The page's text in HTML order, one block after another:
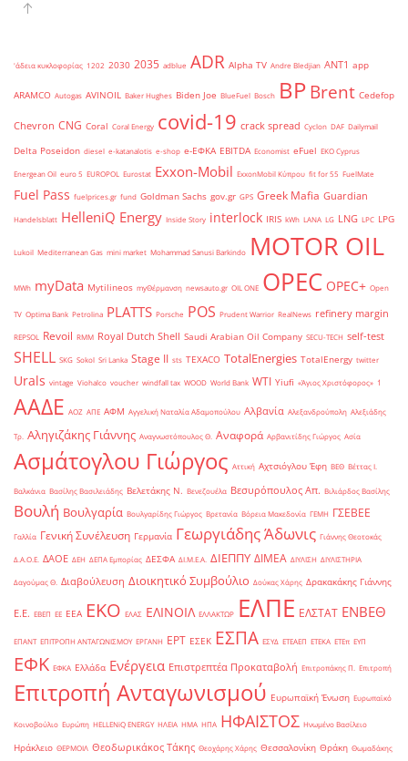
'άδεια κυκλοφορίας 1202 2030 2035 adblue ADR Alpha TV Andre Bledjian ANT1 app
ARAMCO Autogas AVINOIL Baker Hughes Biden Joe BlueFuel Bosch BPBrent Cedefop
Chevron CNG Coral Coral Energy covid-19 crack spread Cyclon DAF Dailymail
Delta Poseidon diesel e-katanalotis e-shop e-ΕΦΚΑ EBITDA Economist eFuel EKO Cyprus
Energean Oil euro 5 EUROPOL Eurostat Exxon-Mobil ExxonMobil Κύπρου fit for 55 FuelMate
Fuel Pass fuelprices.gr fund Goldman Sachs gov.gr GPS Greek Mafia Guardian
Handelsblatt HelleniQ Energy Inside Story interlock IRIS kWh LANA LG LNG LPC LPG
Lukoil Mediterranean Gas mini market Mohammad Sanusi Barkindo MOTOR OIL
MWh myData Mytilineos myΘέρμανση newsauto.gr OIL ONE OPEC OPEC+ Open
TV Optima Bank Petrolina PLATTS Porsche POS Prudent Warrior RealNews refinery margin
REPSOL Revoil RMM Royal Dutch Shell Saudi Arabian Oil Company SECU-TECH self-test
SHELL SKG Sokol Sri Lanka Stage II sts TEXACO TotalEnergies TotalEnergy twitter
Urals vintage Viohalco voucher windfall tax WOOD World Bank WTI Yiufi «Άγιος Χριστόφορος» ΄1
ΑΑΔΕ ΑΟΖ ΑΠΕ ΑΦΜ Αγγελική Ναταλία Αδαμοπούλου Αλβανία Αλεξανδρούπολη Αλεξιάδης
Τρ. Αληγιζάκης Γιάννης Αναγνωστόπουλος Θ. Αναφορά Αρβανιτίδης Γιώργος Ασία
Ασμάτογλου Γιώργος Αττική Αχτσιόγλου Έφη ΒΕΘ Βέττας Ι.
Βαλκάνια Βασίλης Βασιλειάδης Βελετάκης Ν. Βενεζουέλα Βεσυρόπουλος Απ. Βιλιάρδος Βασίλης
Βουλή Βουλγαρία Βουλγαρίδης Γιώργος Βρετανία Βόρεια Μακεδονία ΓΕΜΗ ΓΣΕΒΕΕ
Γαλλία Γενική Συνέλευση Γερμανία Γεωργιάδης Άδωνις Γιάννης Θεοτοκάς
Δ.Α.Ο.Ε. ΔΑΟΕ ΔΕΗ ΔΕΠΑ Εμπορίας ΔΕΣΦΑ ΔΙ.Μ.Ε.Α. ΔΙΕΠΠΥ ΔΙΜΕΑ ΔΙΥΛΙΣΗ ΔΙΥΛΙΣΤΗΡΙΑ
Δαγούμας Θ. Διαβούλευση Διοικητικό Συμβούλιο Δούκας Χάρης Δρακακάκης Γιάννης
Ε.Ε. ΕΒΕΠ ΕΕ ΕΕΑ ΕΚΟ ΕΛΑΣ ΕΛΙΝΟΙΛ ΕΛΛΑΚΤΩΡ ΕΛΠΕ ΕΛΣΤΑΤ ΕΝΒΕΘ
ΕΠΑΝΤ ΕΠΙΤΡΟΠΗ ΑΝΤΑΓΩΝΙΣΜΟΥ ΕΡΓΑΝΗ ΕΡΤ ΕΣΕΚ ΕΣΠΑ ΕΣΥΔ ΕΤΕΑΕΠ ΕΤΕΚΑ ΕΤΕπ ΕΥΠ
ΕΦΚ ΕΦΚΑ Ελλάδα Ενέργεια Επιστρεπτέα Προκαταβολή Επιτροπάκης Π. Επιτροπή
Επιτροπή Ανταγωνισμού Ευρωπαϊκή Ένωση Ευρωπαϊκό
Κοινοβούλιο Ευρώπη ΗELLENiQ ENERGY ΗΛΕΙΑ ΗΜΑ ΗΠΑ ΗΦΑΙΣΤΟΣ Ηνωμένο Βασίλειο
Ηράκλειο ΘΕΡΜΟΙΛ Θεοδωρικάκος Τάκης Θεοχάρης Χάρης Θεσσαλονίκη Θράκη Θωμαδάκης